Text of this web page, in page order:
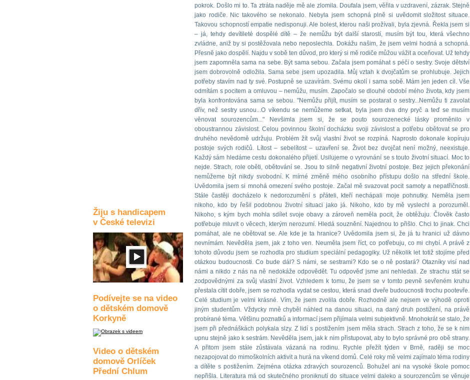
Žiju s handicapem
v České televizi
Podívejte se na video
o dětském domově
Korkyně
Video o dětském
domově Orlíček
Přední Chlum
pokrok. Došlo mi to. Ta ztráta naděje mě ale zlomila. Doufala jsem, věřila v uzdravení, zázrak. Stejně
jako rodiče. Nic takového se nekonalo. Nebyla jsem schopná plně si uvědomit složitost situace.
Takovou schopností empatie nedisponuji. Ale bolest, kterou naši prožívali, byla zjevná. Řekla jsem si
– já, tehdy devítileté dospělé dítě – že nemůžu být další starostí, musím být tou, která všechno
zvládne, aniž by si postěžovala nebo neposlechla. Dokážu našim, že jsem velmi hodná a schopná.
Přesně jako dospělí. Najdu v sobě ten důvod, pro který si mě rodiče můžou vážit a oceňovat. Už tehdy
jsem zapomněla sama na sebe. Být sama sebou. Začala jsem pomáhat s péčí o sestry. Svoje dětství
jsem dobrovolně odložila. Sama sebe jsem upozadila. Můj vztah k dvojčatům se prohlubuje. Jejich
potřeby stavím nad ty své. Postupně se uzavírám. Svému okolí i sama sobě. Mám jen jeden cíl. Vše
odmítám s pocitem a omluvou – nemůžu, musím. Započalo se dlouhé období mého života, kdy jsem
byla konfrontována sama se sebou. "Nemůžu přijít, musím se postarat o sestry...Nemůžu ti zavolat
dřív, než sestry usnou...O víkendu se nemůžeme setkat, byla jsem dva dny pryč a teď se musím
věnovat sourozencům..." Nevšimla jsem si, že se pouto sourozenecké lásky proměnilo v
oboustrannou závislost. Celou povinnou školní docházku svoji závislost a potřebu obětovat se pro
druhého nevědomě udržuju. Problém žít svůj vlastní život se rozpíná. Naprosto dokonale kopíruju
postoje svých rodičů. Lítost – sebelítost – uzavření se. Život bez dvojčat není možný, neexistuje.
Každý sám hledáme cestu dokonalého přijetí. Usilujeme o vyrovnání se s touto životní situací. Moc to
nejde. Strach, role oběti, obětování se. Jsou to silně negativní životní postoje. Bez jejich překonání
nemůžeme být nikdy svobodní. K mírné změně mého osobního přístupu došlo na střední škole.
Uvědomila jsem si mnohá omezení svého postoje. Začal mě svazovat pocit samoty a nepatřičnosti.
Stále častěji docházelo k nedorozumění s přáteli, kteří nechápali moje pohnutky. Neměla jsem
nikoho, kdo by řešil podobnou životní situaci jako já. Nikoho, kdo by mě vyslechl a porozuměl.
Nikoho, s kým bych mohla sdílet svoje obavy a zároveň neměla pocit, že obtěžuju. Člověk často
potřebuje mluvit o věcech, kterým nerozumí. Hledá souznění. Najednou to přišlo. Chci to jinak. Chci
pomáhat, ale ne obětovat se. Ale kde je ta hranice? Uvědomila jsem si, že já tu hranici už dávno
nevnímám. Nevěděla jsem, jak z toho ven. Neuměla jsem říct, co potřebuju, co mi chybí. A právě z
tohoto důvodu jsem se rozhodla pro studium speciální pedagogiky. Už několik let totiž stojíme před
otázkou budoucnosti. Co bude dál? S námi, se sestrami? Kdo se o ně postará? Otazníky visí nad
námi a nikdo z nás na ně nedokáže odpovědět. Tu odpověď jsme ani nehledali. Ze strachu stát se
zodpovědnými za svůj vlastní život. Vzhledem k tomu, že jsem se v tomto pevně sevřeném kruhu
přestala cítit dobře, jsem se rozhodla vydat se cestou, která snad dveře budoucnosti trochu pootevře.
Celé studium je velmi krásné. Vím, že jsem zvolila dobře. Rozhodně ale nejsem ve výhodě oproti
jiným studentům. Vždycky mně chyběl náhled na danou situaci, na daný druh postižení, na právě
probírané téma. Většinu poznatků a informací jsem přijímala velmi subjektivně. Mnohokrát se stalo, že
jsem při přednáškách polykala slzy. Z lidí s postižením jsem měla strach. Strach z toho, že se k nim
upnu stejně jako k sestrám. Nevěděla jsem, jak k nim přistupovat, aby to bylo správné pro obě strany.
A přitom jsem stále zůstávala vázaná na rodinu. Rychle přežít týden v Brně, raději se moc
nezapojovat do mimoškolních aktivit a hurá na víkend domů. Celé roky mě velmi zajímalo téma rodiny
a dítěte s postižením. Zejména otázka zdravých sourozenců. Bohužel ani na vysoké škole pomoc
nepřišla. Literatura má od skutečného proniknutí do situace velmi daleko a sourozencům se věnuje